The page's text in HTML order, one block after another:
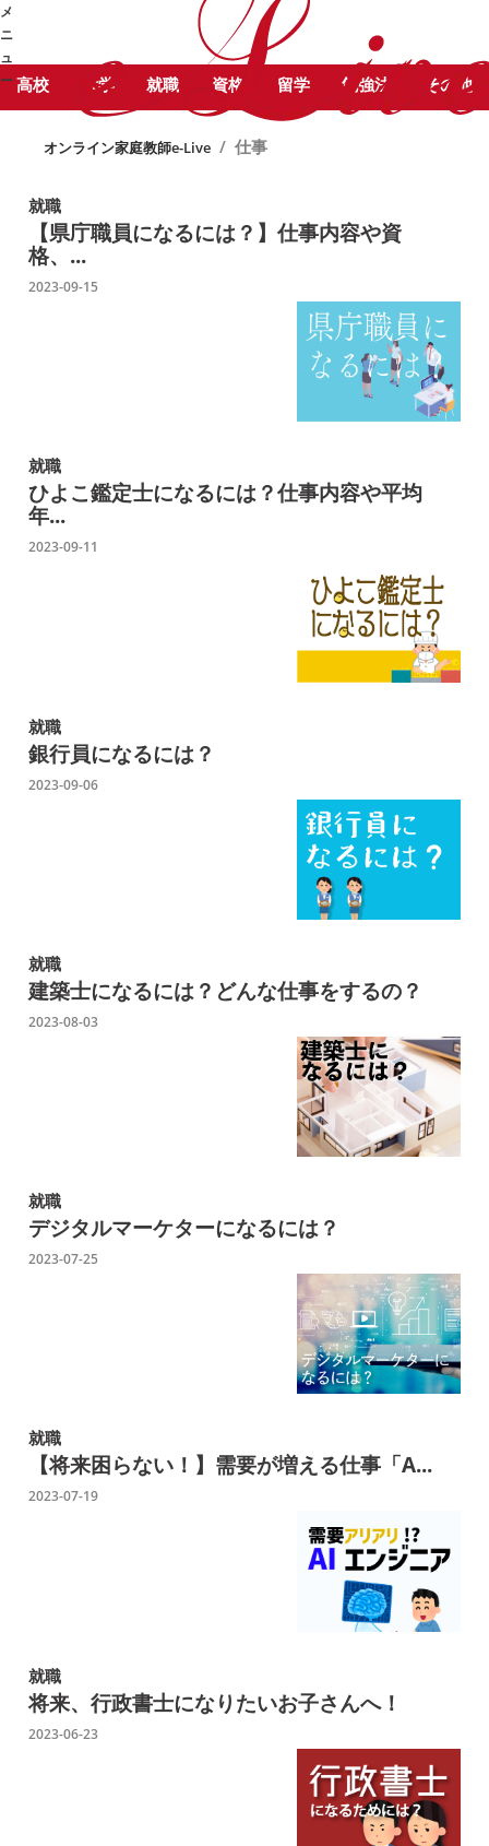
メ
ニ
ュ
ー
STUDY COLUMN
強コラム
仕事 に関する記事をピックアッ
プしています。
高校
大学 就職 資格 留学 勉強法 その他
オンライン家庭教師e-Live / 仕事
就職
【県庁職員になるには？】仕事内容や資
格、...
2023-09-15
就職
ひよこ鑑定士になるには？仕事内容や平均
年...
2023-09-11
就職
銀行員になるには？
2023-09-06
就職
建築士になるには？どんな仕事をするの？
2023-08-03
就職
デジタルマーケターになるには？
2023-07-25
就職
【将来困らない！】需要が増える仕事「A...
2023-07-19
就職
将来、行政書士になりたいお子さんへ！
2023-06-23